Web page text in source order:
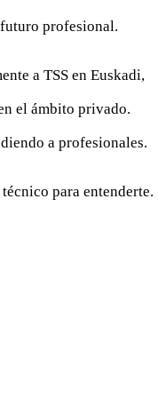
profesional.
a TSS en Euskadi,
el ámbito privado.
a profesionales.
para entenderte.